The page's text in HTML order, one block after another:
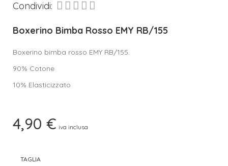
Condividi:
Boxerino Bimba Rosso EMY RB/155
Boxerino bimba rosso EMY RB/155.
90% Cotone
10% Elasticizzato
4,90 € iva inclusa
TAGLIA